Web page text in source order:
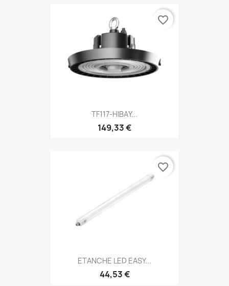
TF117-HIBAY...
149,33 €
favorite_border
ETANCHE LED EASY...
44,53 €
favorite_border